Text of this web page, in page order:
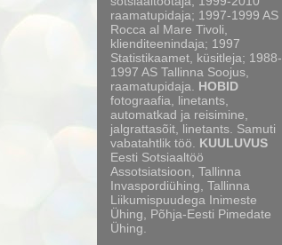
raamatupidaja; 1997-1999 AS
Rocca al Mare Tivoli,
klienditeenindaja; 1997
Statistikaamet, küsitleja; 1988-
1997 AS Tallinna Soojus,
raamatupidaja. HOBID
fotograafia, linetants,
automatkad ja reisimine,
jalgrattasõit, linetants. Samuti
vabatahtlik töö. KUULUVUS
Eesti Sotsiaaltöö
Assotsiatsioon, Tallinna
Invaspordiühing, Tallinna
Liikumispuudega Inimeste
Ühing, Põhja-Eesti Pimedate
Ühing.